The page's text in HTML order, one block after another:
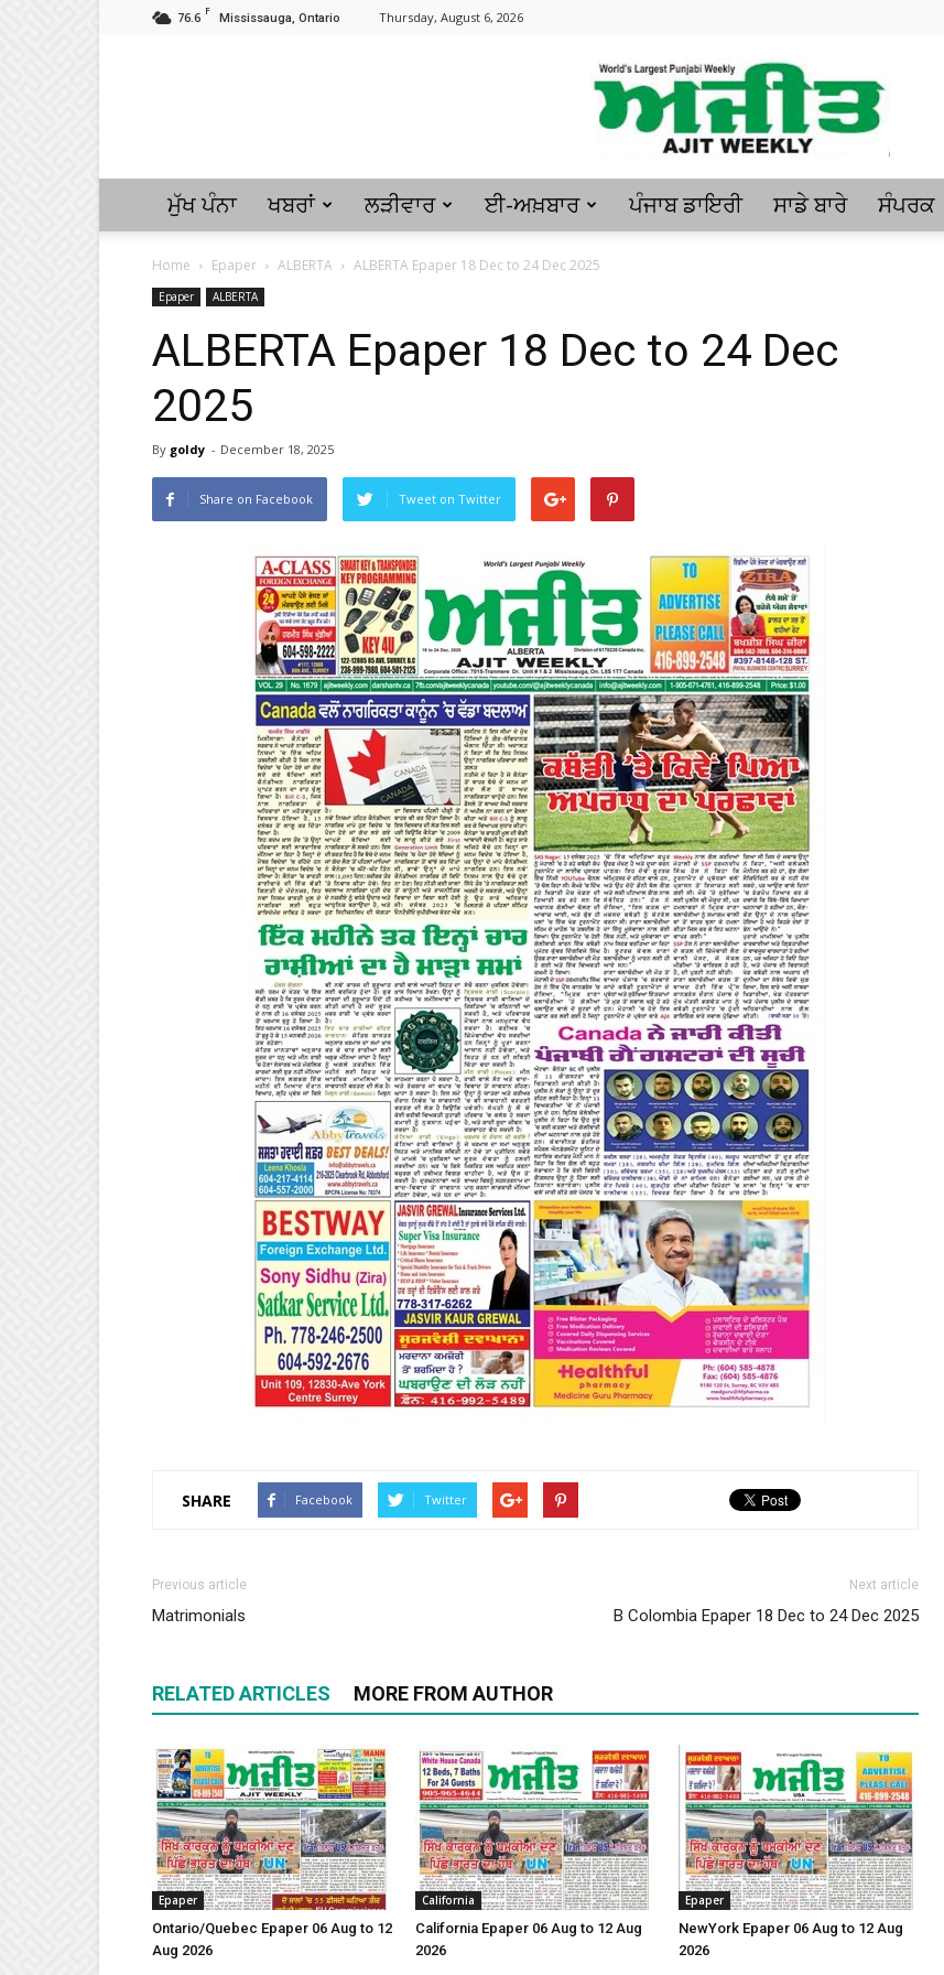
76.6 F
Mississauga, Ontario Thursday, August 6, 2026
Ajitweekly
:
News
Paper
Ajit
(Ajit
Matrimonial)
ਮੁੱਖ ਪੰਨਾ ਖਬਰਾਂ ਲੜੀਵਾਰ ਈ-ਅਖ਼ਬਾਰ ਪੰਜਾਬ ਡਾਇਰੀ ਸਾਡੇ ਬਾਰੇ ਸੰਪਰਕ
Home Epaper ALBERTA ALBERTA Epaper 18 Dec to 24 Dec 2025
Epaper ALBERTA
ALBERTA Epaper 18 Dec to 24 Dec
2025
By goldy - December 18, 2025
Share on Facebook Tweet on Twitter
SHARE Facebook Twitter
Previous article
Matrimonials
Next article
B Colombia Epaper 18 Dec to 24 Dec 2025
RELATED ARTICLES MORE FROM AUTHOR
Epaper
Ontario/Quebec Epaper 06 Aug to 12
Aug 2026
California
California Epaper 06 Aug to 12 Aug
2026
Epaper
NewYork Epaper 06 Aug to 12 Aug
2026